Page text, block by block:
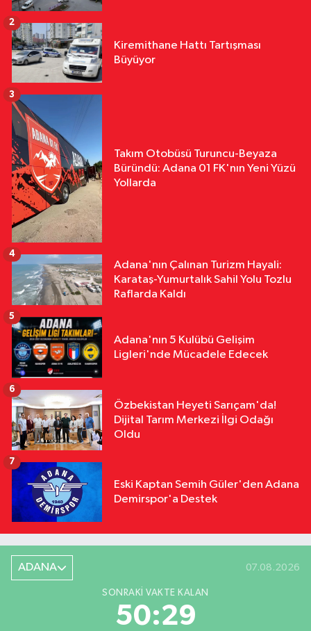
Kiremithane Hattı Tartışması
Büyüyor
2
Takım Otobüsü Turuncu-Beyaza
Büründü: Adana 01 FK'nın Yeni Yüzü
Yollarda
3
Adana'nın Çalınan Turizm Hayali:
Karataş-Yumurtalık Sahil Yolu Tozlu
Raflarda Kaldı
4
Adana'nın 5 Kulübü Gelişim
Ligleri'nde Mücadele Edecek
5
Özbekistan Heyeti Sarıçam'da!
Dijital Tarım Merkezi İlgi Odağı
Oldu
6
Eski Kaptan Semih Güler'den Adana
Demirspor'a Destek
7
ADANA 07.08.2026
SONRAKI VAKTE KALAN
50:28